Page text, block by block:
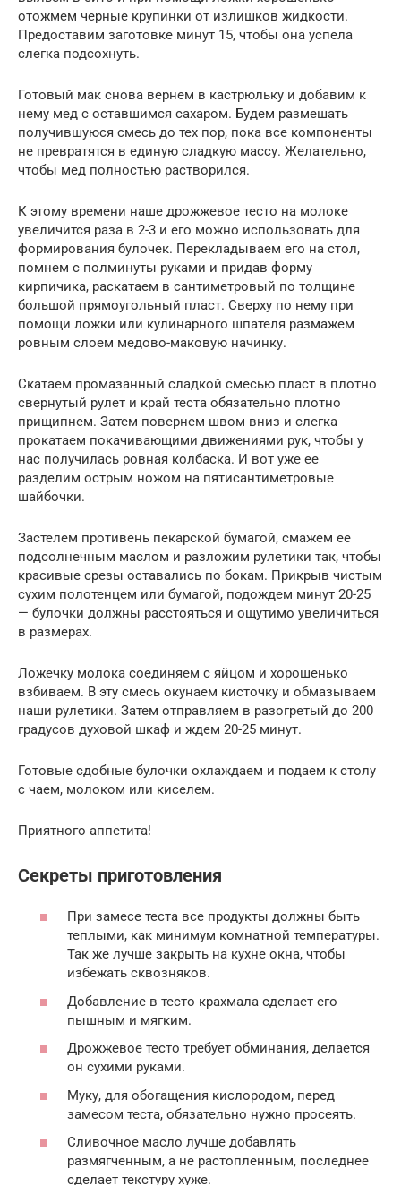
отожмем черные крупинки от излишков жидкости.
Предоставим заготовке минут 15, чтобы она успела
слегка подсохнуть.
Готовый мак снова вернем в кастрюльку и добавим к
нему мед с оставшимся сахаром. Будем размешать
получившуюся смесь до тех пор, пока все компоненты
не превратятся в единую сладкую массу. Желательно,
чтобы мед полностью растворился.
К этому времени наше дрожжевое тесто на молоке
увеличится раза в 2-3 и его можно использовать для
формирования булочек. Перекладываем его на стол,
помнем с полминуты руками и придав форму
кирпичика, раскатаем в сантиметровый по толщине
большой прямоугольный пласт. Сверху по нему при
помощи ложки или кулинарного шпателя размажем
ровным слоем медово-маковую начинку.
Скатаем промазанный сладкой смесью пласт в плотно
свернутый рулет и край теста обязательно плотно
прищипнем. Затем повернем швом вниз и слегка
прокатаем покачивающими движениями рук, чтобы у
нас получилась ровная колбаска. И вот уже ее
разделим острым ножом на пятисантиметровые
шайбочки.
Застелем противень пекарской бумагой, смажем ее
подсолнечным маслом и разложим рулетики так, чтобы
красивые срезы оставались по бокам. Прикрыв чистым
сухим полотенцем или бумагой, подождем минут 20-25
— булочки должны расстояться и ощутимо увеличиться
в размерах.
Ложечку молока соединяем с яйцом и хорошенько
взбиваем. В эту смесь окунаем кисточку и обмазываем
наши рулетики. Затем отправляем в разогретый до 200
градусов духовой шкаф и ждем 20-25 минут.
Готовые сдобные булочки охлаждаем и подаем к столу
с чаем, молоком или киселем.
Приятного аппетита!
Секреты приготовления
При замесе теста все продукты должны быть
теплыми, как минимум комнатной температуры.
Так же лучше закрыть на кухне окна, чтобы
избежать сквозняков.
Добавление в тесто крахмала сделает его
пышным и мягким.
Дрожжевое тесто требует обминания, делается
он сухими руками.
Муку, для обогащения кислородом, перед
замесом теста, обязательно нужно просеять.
Сливочное масло лучше добавлять
размягченным, а не растопленным, последнее
сделает текстуру хуже.